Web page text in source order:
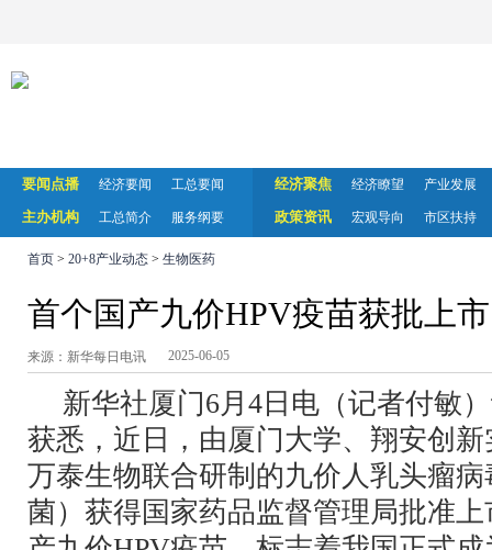
要闻点播 经济要闻 工总要闻
主办机构 工总简介 服务纲要
经济聚焦 经济瞭望 产业发展
政策资讯 宏观导向 市区扶持
首页 > 20+8产业动态 > 生物医药
首个国产九价HPV疫苗获批上市
来源：新华每日电讯 2025-06-05
新华社厦门6月4日电（记者付敏
获悉，近日，由厦门大学、翔安创
万泰生物联合研制的九价人乳头瘤
菌）获得国家药品监督管理局批准